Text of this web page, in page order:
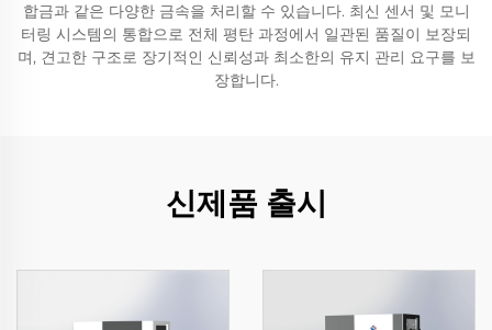
합금과 같은 다양한 금속을 처리할 수 있습니다. 최신 센서 및 모니
터링 시스템의 통합으로 전체 평탄 과정에서 일관된 품질이 보장되
며, 견고한 구조로 장기적인 신뢰성과 최소한의 유지 관리 요구를 보
장합니다.
신제품 출시